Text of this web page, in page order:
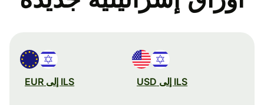
ILS إلى USD ILS إلى EUR